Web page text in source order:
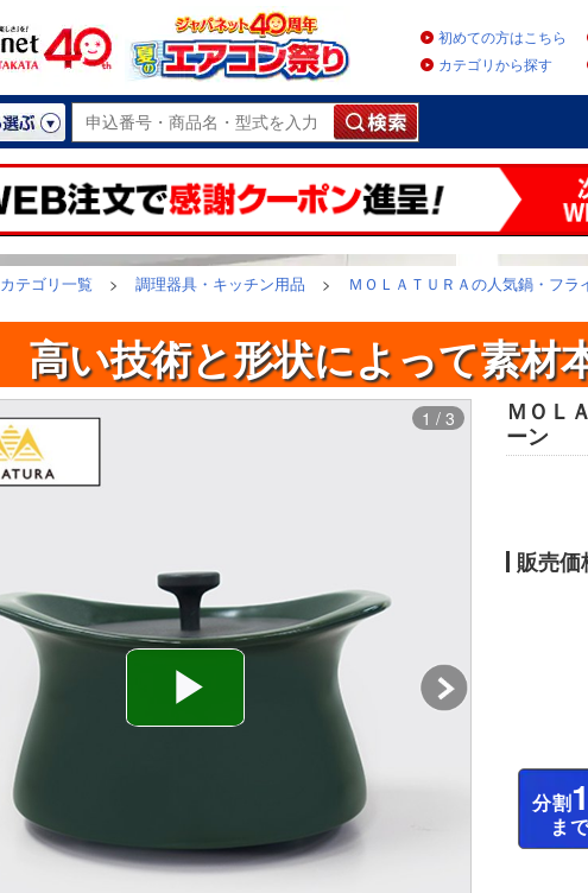
初めての方はこちら
カテゴリから探す
カテゴリ一覧 > 調理器具・キッチン用品 > ＭＯＬＡＴＵＲＡの人気鍋・フラ
高い技術と形状によって素材
1 / 3
ＭＯ
ーン
販売価
分割
ま